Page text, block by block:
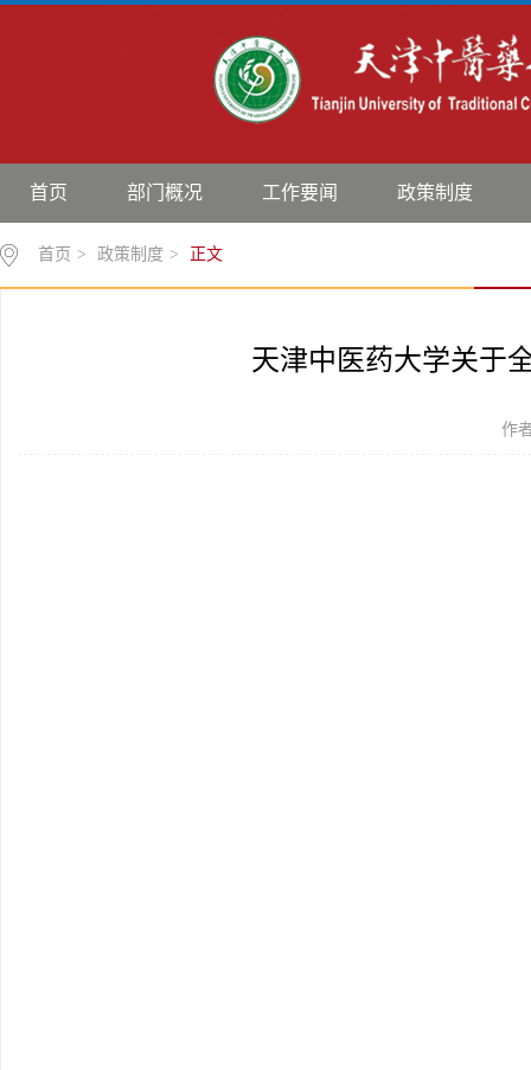
首页 部门概况 工作要闻 政策制度
首页 > 政策制度 > 正文
天津中医药大学关于
作